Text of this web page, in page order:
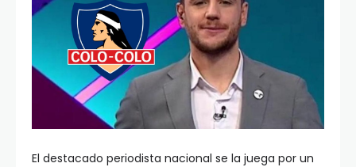
El destacado periodista nacional se la juega por un